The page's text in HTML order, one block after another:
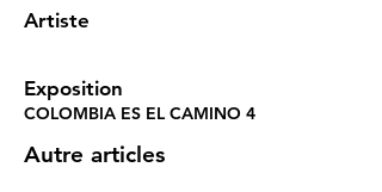
Artiste
Exposition
COLOMBIA ES EL CAMINO 4
Autre articles